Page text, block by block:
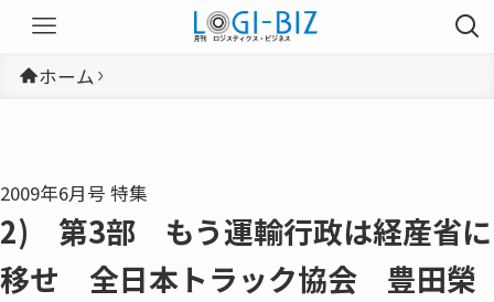
ホーム
2009年6月号 特集
2) 第3部 もう運輸行政は経産省に
移せ 全日本トラック協会 豊田榮